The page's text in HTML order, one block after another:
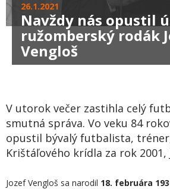
26.1.2021
Navždy nás opustil
ružomberský rodák
Vengloš
V utorok večer zastihla celý
smutná správa. Vo veku 84
opustil bývalý futbalista,
Krištáľového krídla za rok 2001,
Jozef Vengloš sa narodil 18. februára